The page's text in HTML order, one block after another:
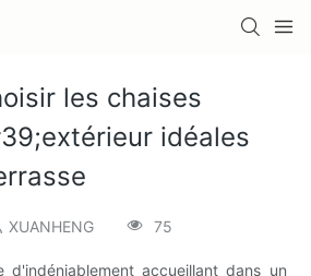
les chaises
idéales
XUANHENG 75
accueillant dans un